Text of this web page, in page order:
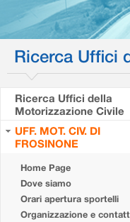
Ricerca Uffici
Ricerca Uffici della
Motorizzazione Civile
UFF. MOT. CIV. DI
FROSINONE
Home Page
Dove siamo
Orari apertura sportelli
Organizzazione e